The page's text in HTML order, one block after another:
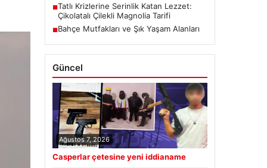
■Tatlı Krizlerine Serinlik Katan Lezzet:
Çikolatalı Çilekli Magnolia Tarifi
■Bahçe Mutfakları ve Şık Yaşam Alanları
Güncel
Ağustos 7, 2026
Casperlar çetesine yeni iddianame